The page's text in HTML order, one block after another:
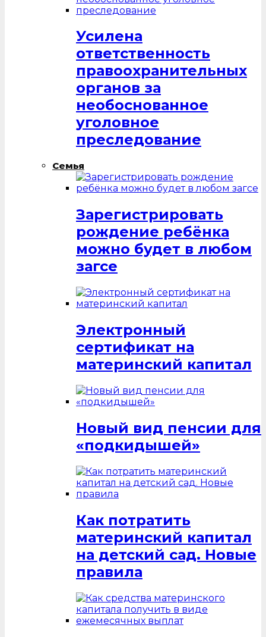
Усилена
ответственность
правоохранительных
органов за
необоснованное
уголовное
преследование
Семья
Зарегистрировать
рождение ребёнка
можно будет в любом
загсе
Электронный
сертификат на
материнский капитал
Новый вид пенсии для
«подкидышей»
Как потратить
материнский капитал
на детский сад. Новые
правила